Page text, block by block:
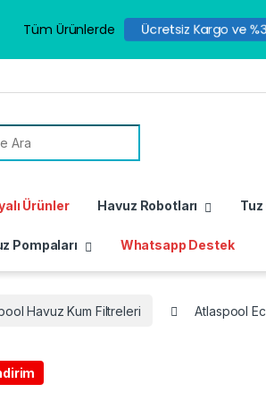
Ürünler Havuz Robotları
Pompaları Whatsapp Destek
Havuz Kum Filtreleri Atlaspool
Tüm Ürünlerde Ücretsiz Kargo ve